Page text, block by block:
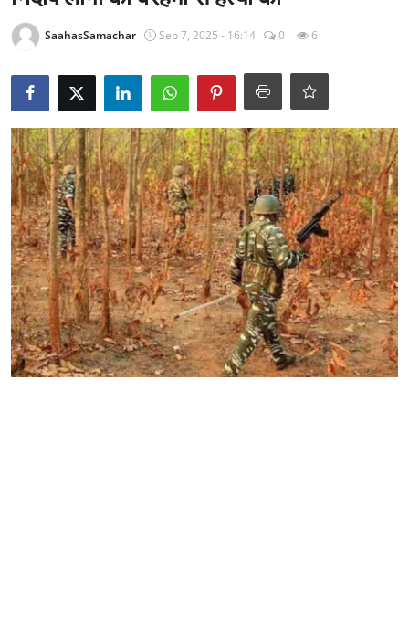
Epaper
धर्म
लाइफस्टाइल
टेक
SaahasSamachar Sep 7, 2025 - 16:14 0 6